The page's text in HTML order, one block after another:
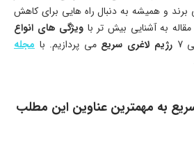
و همیشه به دنبال راه هایی برای کاهش
به آشنایی بیش تر با ویژگی های انواع
7 رژیم لاغری سریع می پردازیم. با مجله
به مهمترین عناوین این مطلب